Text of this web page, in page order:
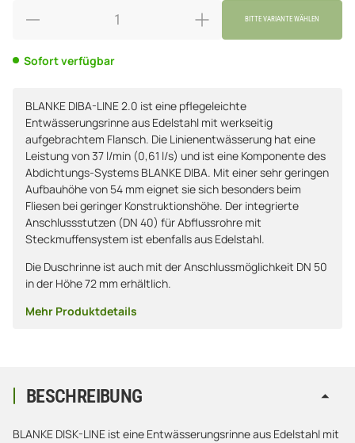
BITTE VARIANTE WÄHLEN
Sofort verfügbar
BLANKE DIBA-LINE 2.0 ist eine pflegeleichte
Entwässerungsrinne aus Edelstahl mit werkseitig
aufgebrachtem Flansch. Die Linienentwässerung hat eine
Leistung von 37 l/min (0,61 l/s) und ist eine Komponente des
Abdichtungs-Systems BLANKE DIBA. Mit einer sehr geringen
Aufbauhöhe von 54 mm eignet sie sich besonders beim
Fliesen bei geringer Konstruktionshöhe. Der integrierte
Anschlussstutzen (DN 40) für Abflussrohre mit
Steckmuffensystem ist ebenfalls aus Edelstahl.
Die Duschrinne ist auch mit der Anschlussmöglichkeit DN 50
in der Höhe 72 mm erhältlich.
Mehr Produktdetails
BESCHREIBUNG
BLANKE DISK-LINE ist eine Entwässerungsrinne aus Edelstahl mit